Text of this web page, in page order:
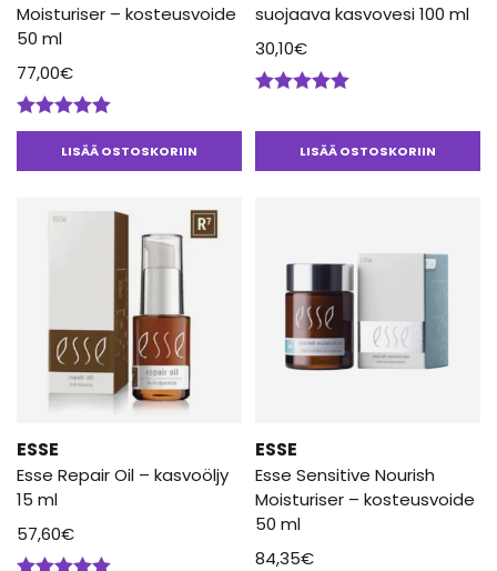
Moisturiser – kosteusvoide
50 ml
77,00€
Arvostelu
tuotteesta:LISÄÄ OSTOSKORIIN
suojaava kasvovesi 100 ml
30,10€
LISÄÄ OSTOSKORIIN
ESSE
Esse Repair Oil – kasvoöljy
15 ml
57,60€
ESSE
Esse Sensitive Nourish
Moisturiser – kosteusvoide
50 ml
84,35€